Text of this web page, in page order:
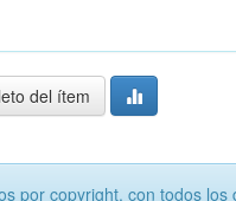
del ítem
por copyright, con todos